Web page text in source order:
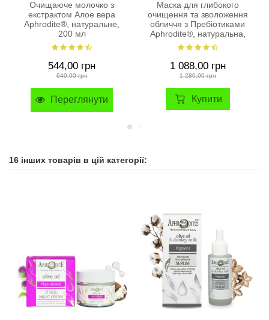
Очищаюче молочко з
екстрактом Алое вера
Aphrodite®, натуральне,
200 мл
544,00 грн
640,00 грн
Переглянути
Маска для глибокого
очищення та зволоження
обличчя з Пребіотиками
Aphrodite®, натуральна,
75мл
1 088,00 грн
1 280,00 грн
Купити
16 інших товарів в цій категорії: